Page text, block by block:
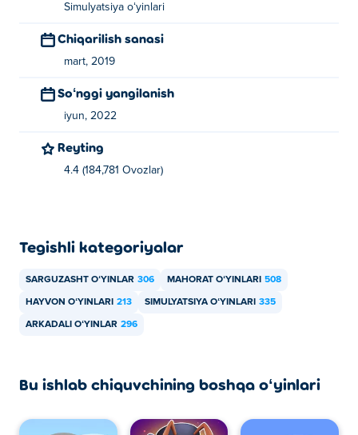
Simulyatsiya oʻyinlari
Chiqarilish sanasi
mart, 2019
Soʻnggi yangilanish
iyun, 2022
Reyting
4.4 (184,781 Ovozlar)
Tegishli kategoriyalar
SARGUZASHT OʻYINLAR 306 MAHORAT OʻYINLARI 508
HAYVON OʻYINLARI 213 SIMULYATSIYA OʻYINLARI 335
ARKADALI OʻYINLAR 296
Bu ishlab chiquvchining boshqa oʻyinlari